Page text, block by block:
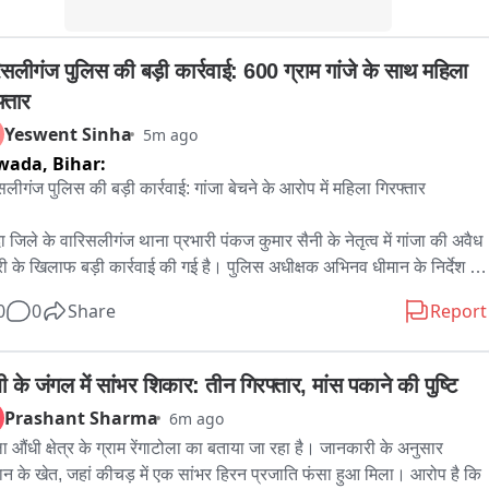
कुमार सिंह को गिरफ्तार कर लिया।
में अशोक सिंह ने दावा किया है कि उसे गोदाम में रखे गांजे की जानकारी नहीं थी
अन्य व्यक्ति ने वहां यह खेप रखी थी। हालांकि, डीएसपी ने बताया कि पुलिस
की गहन जांच कर रही है। संदिग्धों के मोबाइल लोकेशन और तकनीकी साक्ष्यों के
पर मुख्य तस्करों का पता लगाया जा रहा है। जल्द ही इस नेटवर्क से जुड़े अन्य
को भी गिरफ्तार कर लिया जाएगा。
पुलिस की बड़ी कार्रवाई: 600 ग्राम गांजे के साथ महिला
Yeswent Sinha 5m ago
Bihar:
पुलिस की बड़ी कार्रवाई: गांजा बेचने के आरोप में महिला गिरफ्तार
जिले के वारिसलीगंज थाना प्रभारी पंकज कुमार सैनी के नेतृत्व में गांजा की अवैध
के खिलाफ बड़ी कार्रवाई की गई है। पुलिस अधीक्षक अभिनव धीमान के निर्देश पर
की। कार्रवाई के दौरान एक महिला को संदिग्ध अवस्था में थैला लिए पकड़ा
20 ग्राम, 10 ग्राम और 5 ग्राम के तीन बटखरे बरामद किए गए। गिरफ्तार महिला
बेबी देवी (55 वर्ष), पति विनोद सिंह, निवासी सिमरीडीह, थाना वारिसलीगंज
में हुई है। पुलिस ने इस मामले में वारिसलीगंज थाना कांड सश दर्ज कर
एक्ट के तहत प्राथमिकी दर्ज की है। थाना प्रभारी पंकज कुमार सैनी ने
कि गांजा तस्करी और मादक पदार्थों के अवैध कारोबार के खिलाफ अभियान
0 Share Report
के जंगल में सांभर शिकार: तीन गिरफ्तार, मांस पकाने की पुष्टि
Prashant Sharma 6m ago
औंधी क्षेत्र के ग्राम रेंगाटोला का बताया जा रहा है। जानकारी के अनुसार
के खेत, जहां कीचड़ में एक सांभर हिरन प्रजाति फंसा हुआ मिला। आरोप है कि